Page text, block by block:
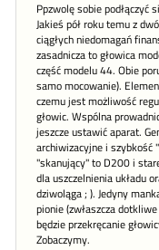
Ppzwolę sobie podłączyć
Jakieś pół roku temu z
ciągłych niedomagań
zasadnicza to głowica
część modelu 44. Obie
samo mocowanie).
czemu jest możliwość
głowic. Wspólna
jeszcze ustawić aparat.
archiwizacyjne i szybkość
"skanujący" to D200 i
dla uszczelnienia układu
dziwoląga ; ). Jedyny
pionie (zwłaszcza
będzie przekręcanie
Zobaczymy.